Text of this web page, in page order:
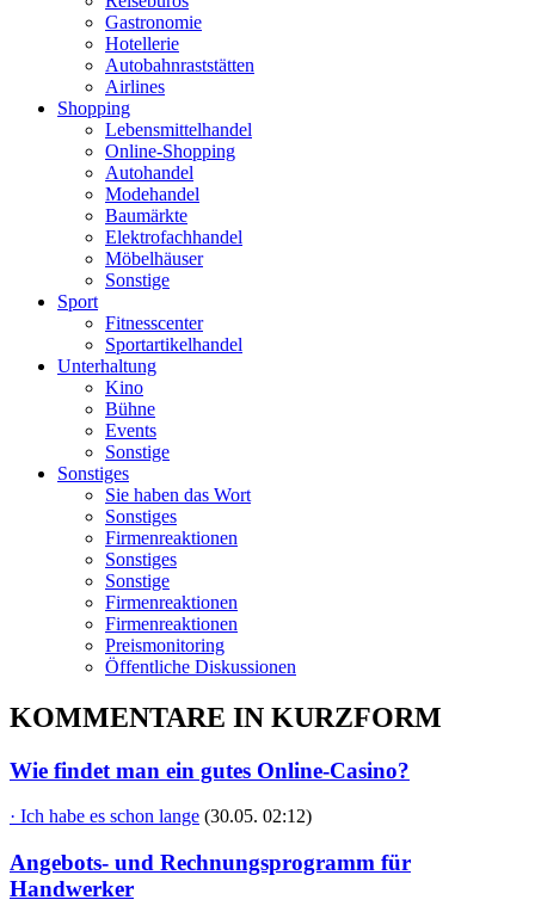
Gastronomie
Hotellerie
Autobahnraststätten
Airlines
Shopping
Lebensmittelhandel
Online-Shopping
Autohandel
Modehandel
Baumärkte
Elektrofachhandel
Möbelhäuser
Sonstige
Sport
Fitnesscenter
Sportartikelhandel
Unterhaltung
Kino
Bühne
Events
Sonstige
Sonstiges
Sie haben das Wort
Sonstiges
Firmenreaktionen
Sonstiges
Sonstige
Firmenreaktionen
Firmenreaktionen
Preismonitoring
Öffentliche Diskussionen
KOMMENTARE IN KURZFORM
Wie findet man ein gutes Online-Casino?
· Ich habe es schon lange (30.05. 02:12)
Angebots- und Rechnungsprogramm für
Handwerker